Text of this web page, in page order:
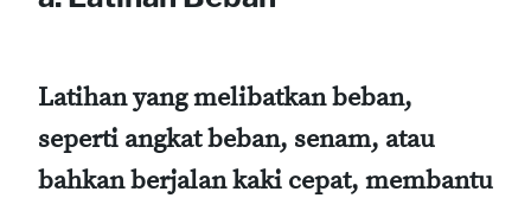
Latihan yang melibatkan beban,
seperti angkat beban, senam, atau
bahkan berjalan kaki cepat, membantu